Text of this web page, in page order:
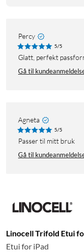
Percy
5/5
Glatt, perfekt
Gå til
Agneta
5/5
Passer til mitt bruk
Gå til
Linocell Trifold Etui
Etui for iPad